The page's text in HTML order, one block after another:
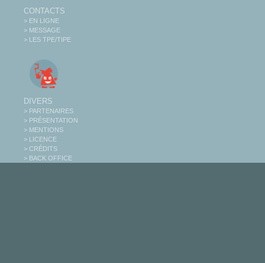
CONTACTS
> EN LIGNE
> MESSAGE
> LES TPE/TIPE
DIVERS
> PARTENAIRES
> PRÉSENTATION
> MENTIONS
> LICENCE
> CRÉDITS
> BACK OFFICE